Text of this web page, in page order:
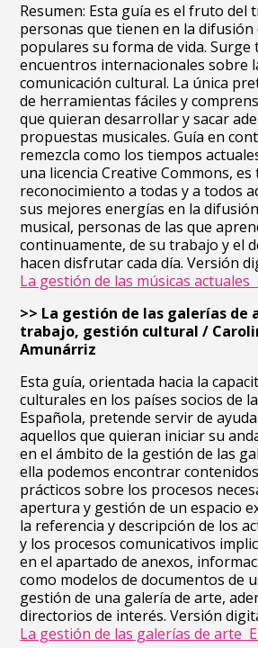
Resumen: Esta guía es el fruto del
personas que tienen en la difusión
populares su forma de vida. Surge
encuentros internacionales sobre
comunicación cultural. La única
de herramientas fáciles y
que quieran desarrollar y sacar
propuestas musicales. Guía en
remezcla como los tiempos
una licencia Creative Commons,
reconocimiento a todas y a todos
sus mejores energías en la
musical, personas de las que
continuamente, de su trabajo y el
hacen disfrutar cada día. Versión
La gestión de las músicas
>> La gestión de las galerías de
trabajo, gestión cultural /
Amunárriz
Esta guía, orientada hacia la
culturales en los países socios de
Española, pretende servir de
aquellos que quieran iniciar su
en el ámbito de la gestión de las
ella podemos encontrar
prácticos sobre los procesos
apertura y gestión de un espacio
la referencia y descripción de los
y los procesos comunicativos
en el apartado de anexos,
como modelos de documentos de
gestión de una galería de arte,
directorios de interés. Versión
La gestión de las galerías de arte